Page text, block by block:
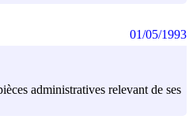
administratives relevant de ses
01/05/1993